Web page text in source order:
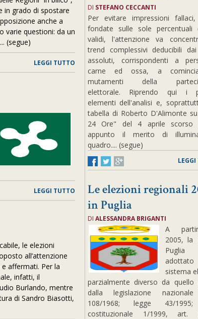
in grado di spostare
anche a
varie questioni: da un
(segue)
LEGGI TUTTO
LEGGI TUTTO
le elezioni
all’attenzione
affermati. Per la
infatti, il
Burlando, mentre
di Sandro Biasotti,
DI STEFANO CECCANTI
Per evitare impressioni fallaci,
fondate sulle sole percentuali
validi, l'attenzione va
trend complessivi deducibili
assoluti, corrispondenti a
carne ed ossa, a
mutamenti della
elettorale. Riprendo qui i
elementi dell'analisi e,
tabella di Roberto D'Alimonte
24 Ore" del 4 aprile scorso
appunto il merito di
quadro.... (segue)
Le elezioni regionali
in Puglia
DI ALESSANDRA BRIGANTI
A
2005, la
sistema
parzialmente diverso da quello
dalla legislazione
108/1968; legge 43/
costituzionale 1/1999,